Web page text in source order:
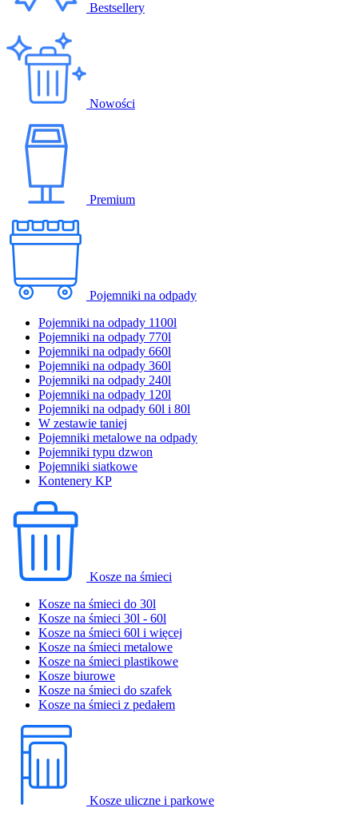
Bestsellery
Nowości
Premium
Pojemniki na odpady
Pojemniki na odpady 1100l
Pojemniki na odpady 770l
Pojemniki na odpady 660l
Pojemniki na odpady 360l
Pojemniki na odpady 240l
Pojemniki na odpady 120l
Pojemniki na odpady 60l i 80l
W zestawie taniej
Pojemniki metalowe na odpady
Pojemniki typu dzwon
Pojemniki siatkowe
Kontenery KP
Kosze na śmieci
Kosze na śmieci do 30l
Kosze na śmieci 30l - 60l
Kosze na śmieci 60l i więcej
Kosze na śmieci metalowe
Kosze na śmieci plastikowe
Kosze biurowe
Kosze na śmieci do szafek
Kosze na śmieci z pedałem
Kosze uliczne i parkowe